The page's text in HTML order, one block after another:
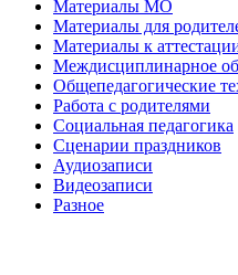
Материалы МО
Материалы для
Материалы к
Междисциплинарное
Общепедагогические
Работа с родителями
Социальная педагогика
Сценарии праздников
Аудиозаписи
Видеозаписи
Разное